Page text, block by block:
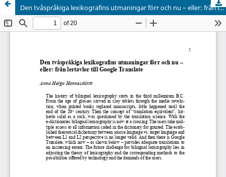
Den tvåspråkiga lexikografins utmaningar förr och nu – eller: från lertavlor till Google Translate